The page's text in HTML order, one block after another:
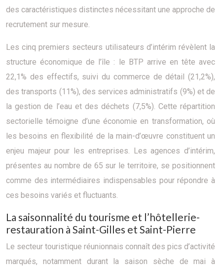
des caractéristiques distinctes nécessitant une approche de
recrutement sur mesure.
Les cinq premiers secteurs utilisateurs d’intérim révèlent la
structure économique de l’île : le BTP arrive en tête avec
22,1% des effectifs, suivi du commerce de détail (21,2%),
des transports (11%), des services administratifs (9%) et de
la gestion de l’eau et des déchets (7,5%). Cette répartition
sectorielle témoigne d’une économie en transformation, où
les besoins en flexibilité de la main-d’œuvre constituent un
enjeu majeur pour les entreprises. Les agences d’intérim,
présentes au nombre de 65 sur le territoire, se positionnent
comme des intermédiaires indispensables pour répondre à
ces besoins variés et fluctuants.
La saisonnalité du tourisme et l’hôtellerie-
restauration à Saint-Gilles et Saint-Pierre
Le secteur touristique réunionnais connaît des pics d’activité
marqués, notamment durant la saison sèche de mai à